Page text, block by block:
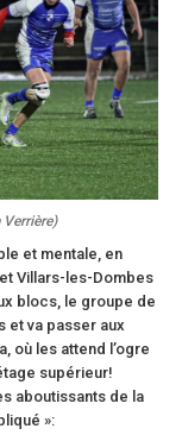
et mentale, en
Villars-les-Dombes
blocs, le groupe de
et va passer aux
où les attend l’ogre
supérieur!
aboutissants de la
»: